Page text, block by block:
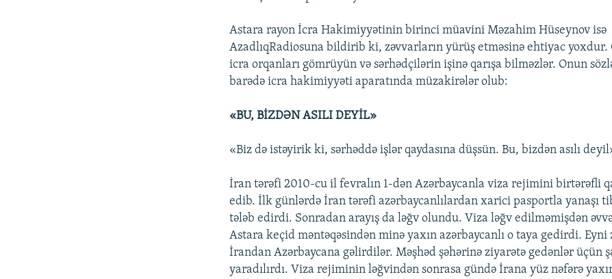
Astara rayon İcra Hakimiyyətinin birinci müavini Məzahim Hüseynov isə
AzadlıqRadiosuna bildirib ki, zəvvarların yürüş etməsinə ehtiyac
icra orqanları gömrüyün və sərhədçilərin işinə qarışa bilməzlər. Onun
barədə icra hakimiyyəti aparatında müzakirələr olub:
«BU, BİZDƏN ASILI DEYİL»
«Biz də istəyirik ki, sərhəddə işlər qaydasına düşsün. Bu, bizdən asılı
İran tərəfi 2010-cu il fevralın 1-dən Azərbaycanla viza rejimini birtərəfli
edib. İlk günlərdə İran tərəfi azərbaycanlılardan xarici pasportla yanaşı
tələb edirdi. Sonradan arayış da ləğv olundu. Viza ləğv edilməmişdən
Astara keçid məntəqəsindən minə yaxın azərbaycanlı o taya gedirdi. Eyni
İrandan Azərbaycana gəlirdilər. Məşhəd şəhərinə ziyarətə gedənlər üçün
yaradılırdı. Viza rejiminin ləğvindən sonrasa gündə İrana yüz nəfərə